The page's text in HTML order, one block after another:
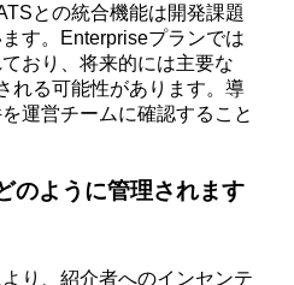
との統合機能は開発課題
す。Enterpriseプランでは
おり、将来的には主要な
れる可能性があります。導
運営チームに確認すること
のように管理されます
り、紹介者へのインセンテ